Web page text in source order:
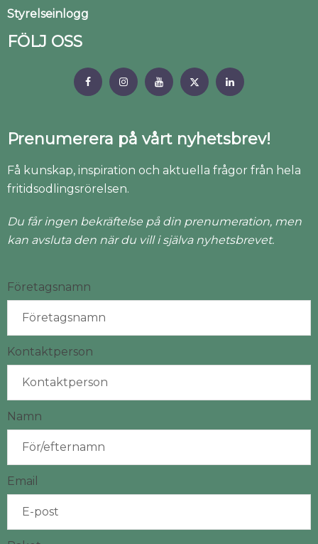
Styrelseinlogg
FÖLJ OSS
Prenumerera på vårt nyhetsbrev!
Få kunskap, inspiration och aktuella frågor från hela
fritidsodlingsrörelsen.
Du får ingen bekräftelse på din prenumeration, men
kan avsluta den när du vill i själva nyhetsbrevet.
Företagsnamn
Kontaktperson
Namn
Email